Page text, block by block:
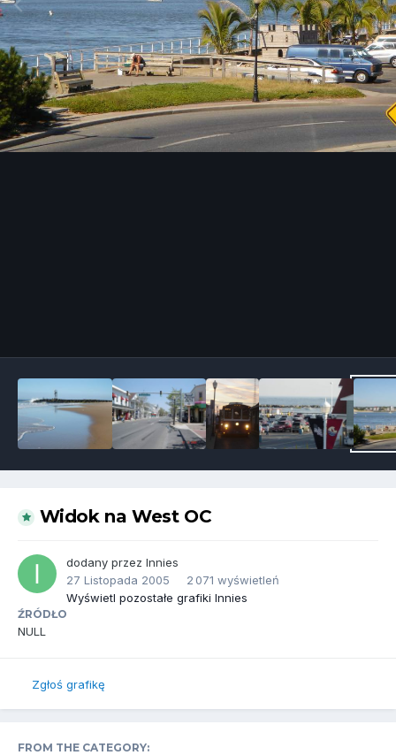
Widok na West OC
dodany przez Innies
27 Listopada 2005
2 071 wyświetleń
Wyświetl pozostałe grafiki Innies
ŹRÓDŁO
NULL
Zgłoś grafikę
FROM THE CATEGORY: